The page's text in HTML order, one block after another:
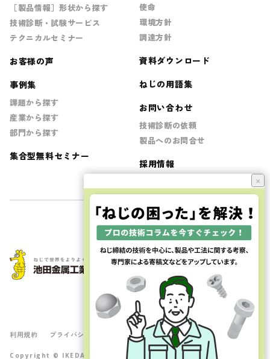
［製品情報］形状から探す
技術診断・試験サービス
テクニカルセミナー
お客様の声
事例集
課題から探す
産業から探す
部門から探す
集合型無料セミナー
使命
環境方針
調達方針
資料ダウンロード
ねじの用語集
お問い合わせ
技術診断の依頼
製品へのお問合せ
採用情報
JQA-QMA16403
JQA-EM7705
本社取得
利用規約 プライバシーポリシー サイトマップ
Copyright © IKEDA METAL INDUSTRIAL Co.,Ltd. All Rights
×